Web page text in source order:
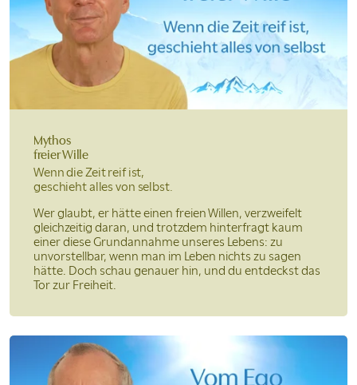
Mythos
freier Wille
Wenn die Zeit reif ist,
geschieht alles von selbst.
Wer glaubt, er hätte einen freien Willen, verzweifelt
gleichzeitig daran, und trotzdem hinterfragt kaum
einer diese Grundannahme unseres Lebens: zu
unvorstellbar, wenn man im Leben nichts zu sagen
hätte. Doch schau genauer hin, und du entdeckst das
Tor zur Freiheit.